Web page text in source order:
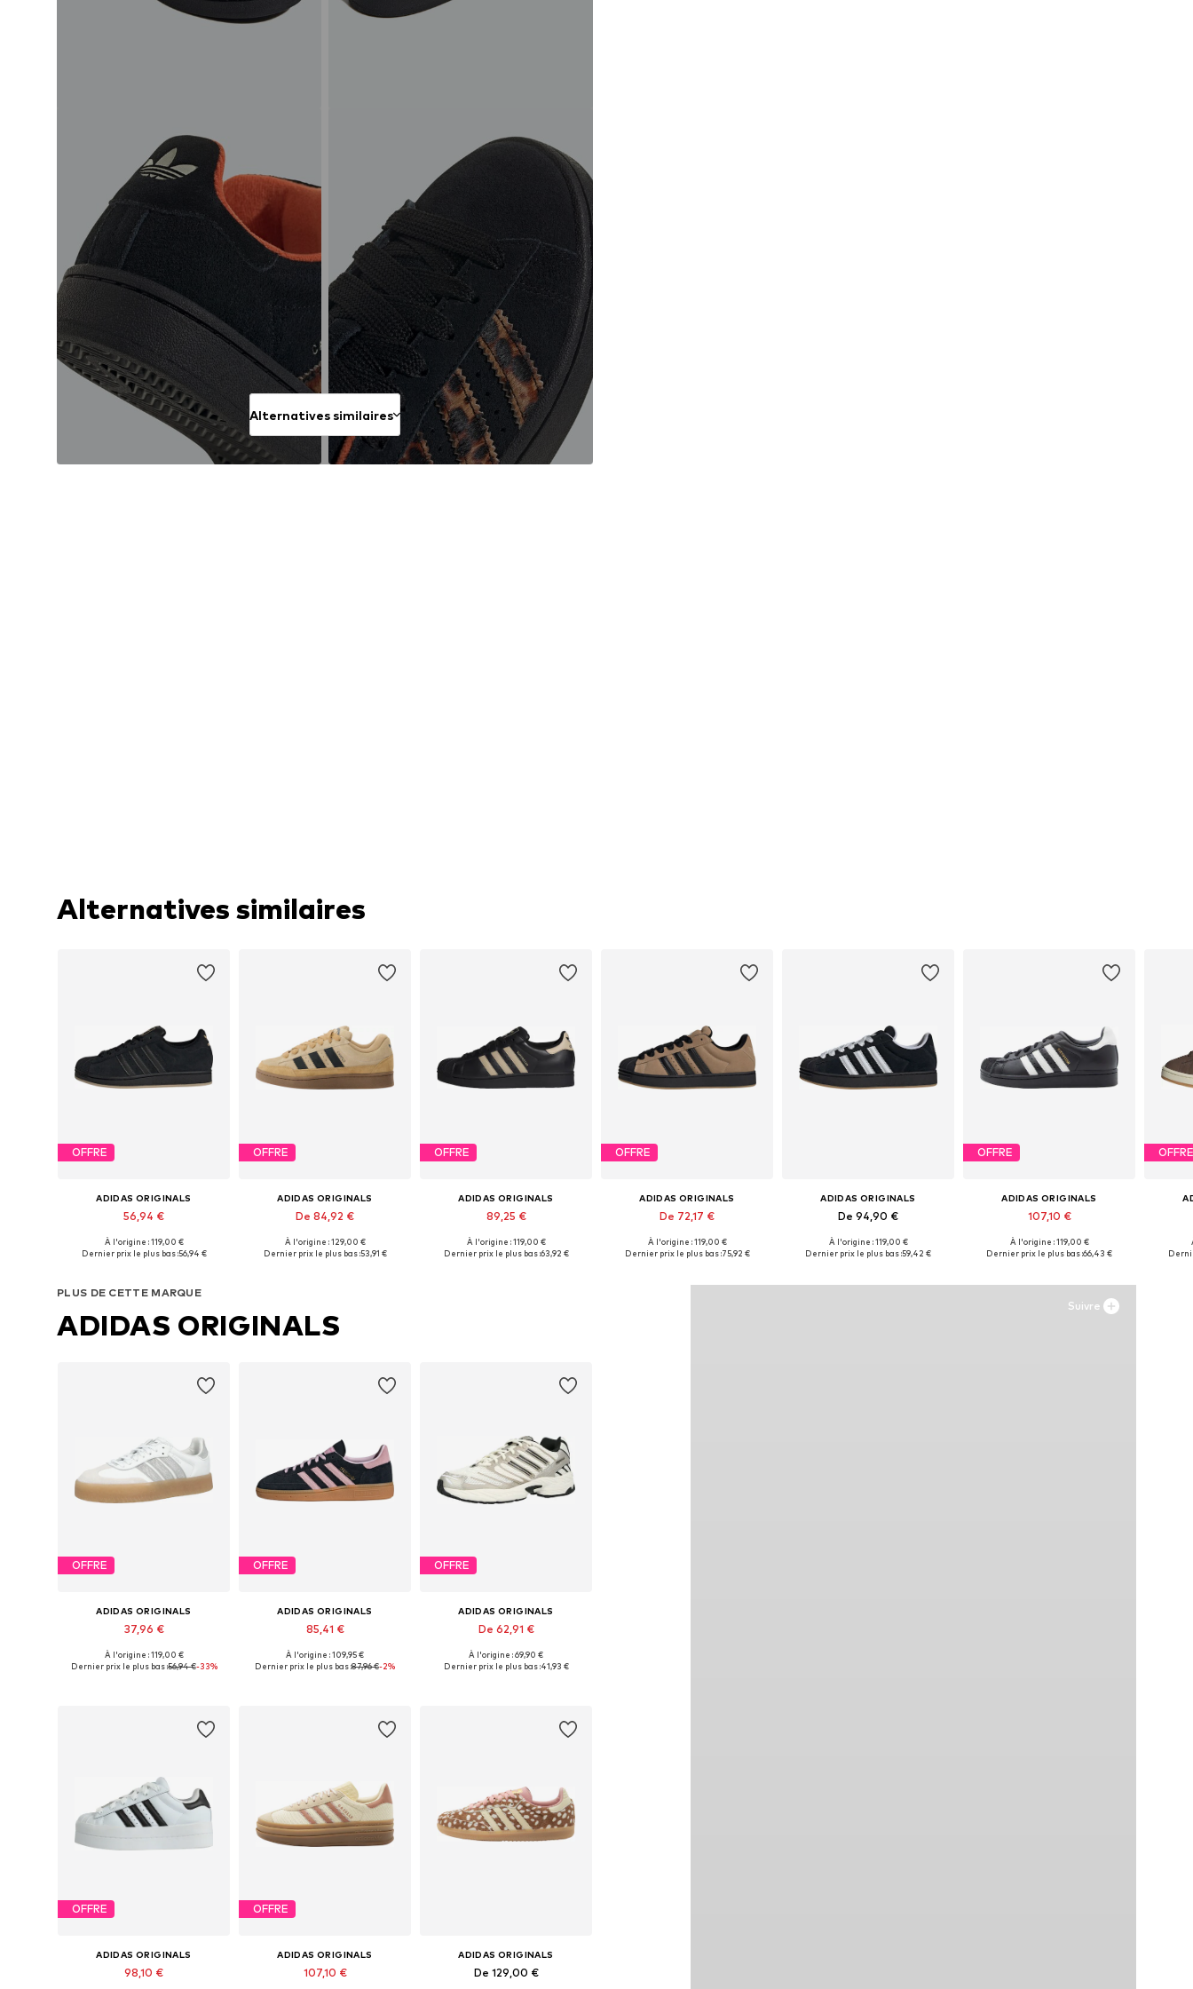
Alternatives similaires
Alternatives similaires
OFFRE
ADIDAS ORIGINALS
56,94 €
Disponible en plusieurs tailles
À l'origine : 119,00 €
Dernier prix le plus bas :56,94 €
OFFRE
ADIDAS ORIGINALS
De 84,92 €
Disponible en plusieurs tailles
À l'origine : 129,00 €
Dernier prix le plus bas :53,91 €
OFFRE
ADIDAS ORIGINALS
89,25 €
+3
Disponible en plusieurs tailles
À l'origine : 119,00 €
Dernier prix le plus bas :63,92 €
OFFRE
ADIDAS ORIGINALS
De 72,17 €
Disponible en plusieurs tailles
À l'origine : 119,00 €
Dernier prix le plus bas :75,92 €
ADIDAS ORIGINALS
De 94,90 €
Disponible en plusieurs tailles
À l'origine : 119,00 €
Dernier prix le plus bas :59,42 €
OFFRE
ADIDAS ORIGINALS
107,10 €
Disponible en plusieurs tailles
À l'origine : 119,00 €
Dernier prix le plus bas :66,43 €
OFFRE
Suivre
PLUS DE CETTE MARQUE
ADIDAS ORIGINALS
OFFRE
ADIDAS ORIGINALS
37,96 €
Disponible en plusieurs tailles
À l'origine : 119,00 €
Dernier prix le plus bas :56,94 €-33%
OFFRE
ADIDAS ORIGINALS
85,41 €
Disponible en plusieurs tailles
À l'origine : 109,95 €
Dernier prix le plus bas :87,96 €-2%
OFFRE
ADIDAS ORIGINALS
De 62,91 €
Disponible en plusieurs tailles
À l'origine : 69,90 €
Dernier prix le plus bas :41,93 €
OFFRE
ADIDAS ORIGINALS
98,10 €
OFFRE
ADIDAS ORIGINALS
107,10 €
ADIDAS ORIGINALS
De 129,00 €